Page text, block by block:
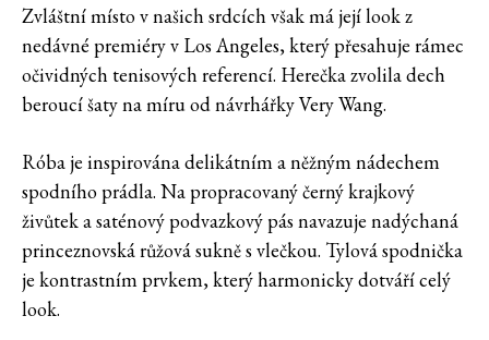
Zvláštní místo v našich srdcích však má její look z
nedávné premiéry v Los Angeles, který přesahuje rámec
očividných tenisových referencí. Herečka zvolila dech
beroucí šaty na míru od návrhářky Very Wang.
Róba je inspirována delikátním a něžným nádechem
spodního prádla. Na propracovaný černý krajkový
živůtek a saténový podvazkový pás navazuje nadýchaná
princeznovská růžová sukně s vlečkou. Tylová spodnička
je kontrastním prvkem, který harmonicky dotváří celý
look.